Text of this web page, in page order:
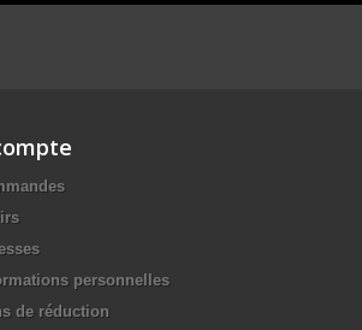
personnelles
de réduction